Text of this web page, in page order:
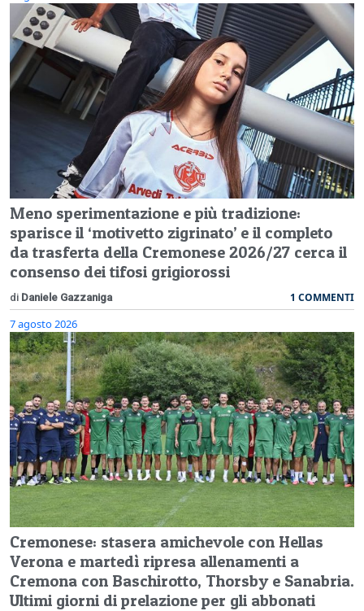
Meno sperimentazione e più tradizione:
sparisce il ‘motivetto zigrinato’ e il completo
da trasferta della Cremonese 2026/27 cerca il
consenso dei tifosi grigiorossi
di Daniele Gazzaniga 1 COMMENTI
7 agosto 2026
Cremonese: stasera amichevole con Hellas
Verona e martedì ripresa allenamenti a
Cremona con Baschirotto, Thorsby e Sanabria.
Ultimi giorni di prelazione per gli abbonati